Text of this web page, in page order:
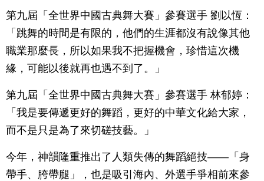
第九屆「全世界中國古典舞大賽」參賽選手 劉以恆：
「跳舞的時間是有限的，他們的生涯都沒有說像其他
職業那麼長，所以如果我不把握機會，珍惜這次機
緣，可能以後就再也遇不到了。」
第九屆「全世界中國古典舞大賽」參賽選手 林郁婷：
「我是要傳遞更好的舞蹈，更好的中華文化給大家，
而不是只是為了來切磋技藝。」
今年，神韻隆重推出了人類失傳的舞蹈絕技——「身
帶手、胯帶腿」，也是吸引海內、外選手爭相前來參